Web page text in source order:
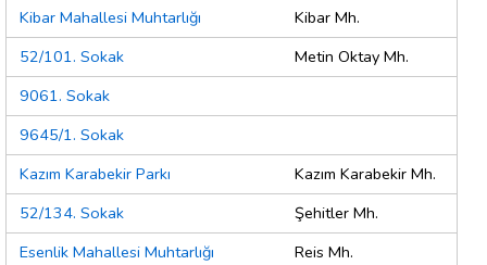
Kibar Mahallesi Muhtarlığı
Kibar Mh.
52/101. Sokak
Metin Oktay Mh.
9061. Sokak
9645/1. Sokak
Kazım Karabekir Parkı
Kazım Karabekir Mh.
52/134. Sokak
Şehitler Mh.
Esenlik Mahallesi Muhtarlığı
Reis Mh.